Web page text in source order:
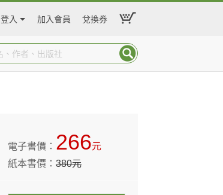
登入 加入會員 兌換券
電子書價： 266元
紙本書價：380元